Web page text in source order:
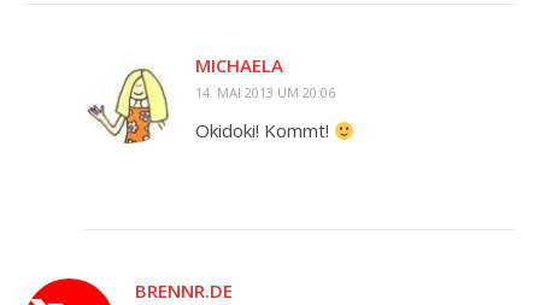
MICHAELA
14. MAI 2013 UM 20:06
Okidoki! Kommt!
BRENNR.DE